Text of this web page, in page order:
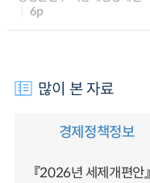
6p
많이 본 자료
경제정책정보
『2026년 세제개편안